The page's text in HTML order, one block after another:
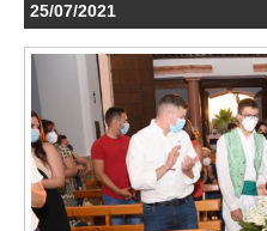
25/07/2021